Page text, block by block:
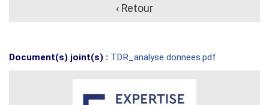
‹ Retour
Document(s) joint(s) : TDR_analyse donnees.pdf